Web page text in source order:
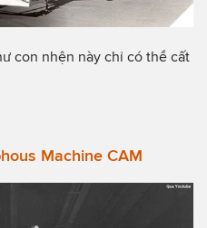
con nhện này chỉ có thể cất
Machine CAM